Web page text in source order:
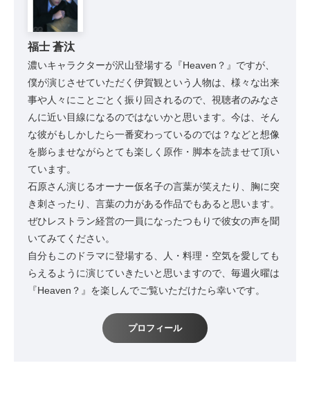
福士 蒼汰
濃いキャラクターが沢山登場する『Heaven？』ですが、
僕が演じさせていただく伊賀観という人物は、様々な出来
事や人々にことごとく振り回されるので、視聴者のみなさ
んに近い目線になるのではないかと思います。今は、そん
な彼がもしかしたら一番変わっているのでは？などと想像
を膨らませながらとても楽しく原作・脚本を読ませて頂い
ています。
石原さん演じるオーナー仮名子の言葉が笑えたり、胸に突
き刺さったり、言葉の力がある作品でもあると思います。
ぜひレストラン経営の一員になったつもりで彼女の声を聞
いてみてください。
自分もこのドラマに登場する、人・料理・空気を愛しても
らえるように演じていきたいと思いますので、毎週火曜は
『Heaven？』を楽しんでご覧いただけたら幸いです。
プロフィール